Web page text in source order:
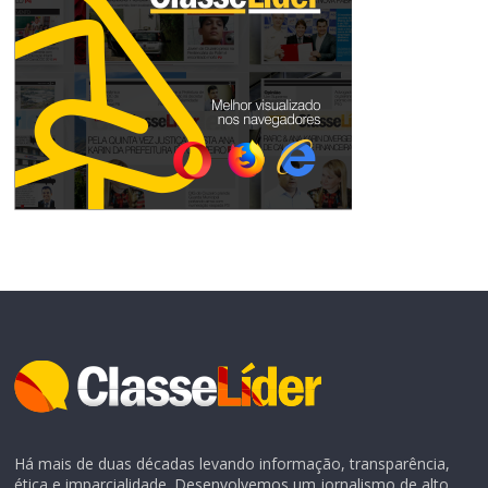
Há mais de duas décadas levando informação, transparência,